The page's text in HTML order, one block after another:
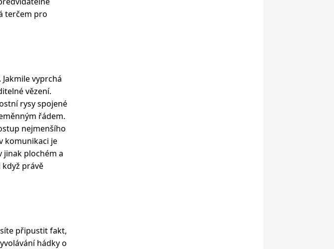
terčem pro
vyprchá
vězení.
rysy spojené
řádem.
nejmenšího
komunikaci je
jinak plochém a
když právě
připustit fakt,
hádky o